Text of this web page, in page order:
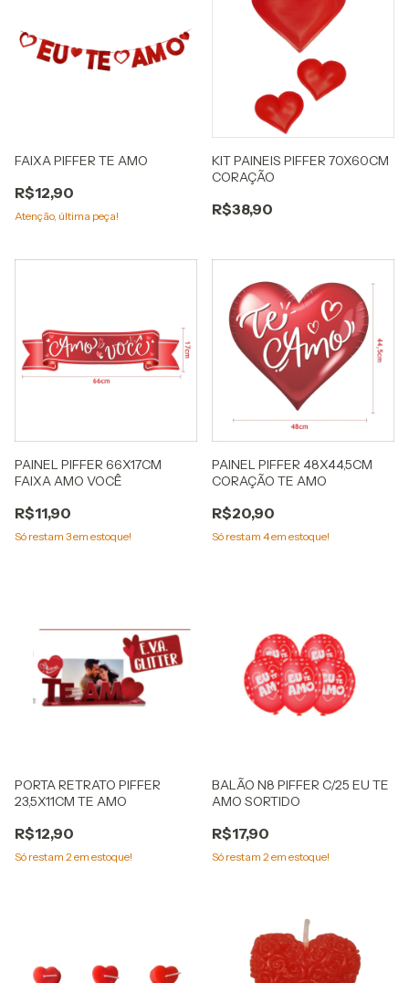
FAIXA PIFFER TE AMO
R$12,90
Atenção, última peça!
KIT PAINEIS PIFFER 70X60CM
CORAÇÃO
R$38,90
PAINEL PIFFER 66X17CM
FAIXA AMO VOCÊ
R$11,90
Só restam 3em estoque!
PAINEL PIFFER 48X44,5CM
CORAÇÃO TE AMO
R$20,90
Só restam 4em estoque!
PORTA RETRATO PIFFER
23,5X11CM TE AMO
R$12,90
Só restam 2em estoque!
BALÃO N8 PIFFER C/25 EU TE
AMO SORTIDO
R$17,90
Só restam 2em estoque!